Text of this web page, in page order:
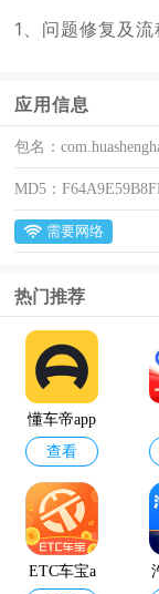
1、问题修复及流
应用信息
包名：
MD5：
需要网络
热门推荐
懂车帝app
官方正版
查看
ETC车宝a